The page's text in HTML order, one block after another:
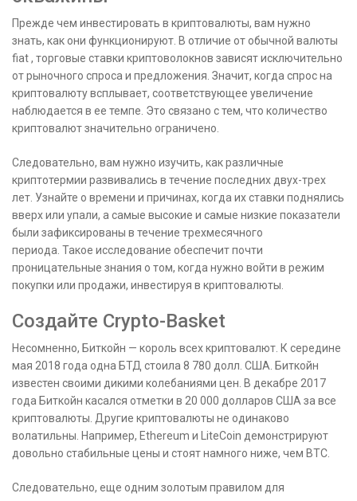
Прежде чем инвестировать в криптовалюты, вам нужно
знать, как они функционируют. В отличие от обычной валюты
fiat, торговые ставки криптоволокнов зависят исключительно
от рыночного спроса и предложения. Значит, когда спрос на
криптовалюту всплывает, соответствующее увеличение
наблюдается в ее темпе. Это связано с тем, что количество
криптовалют значительно ограничено.
Следовательно, вам нужно изучить, как различные
криптотермии развивались в течение последних двух-трех
лет. Узнайте о времени и причинах, когда их ставки поднялись
вверх или упали, а самые высокие и самые низкие показатели
были зафиксированы в течение трехмесячного
периода. Такое исследование обеспечит почти
проницательные знания о том, когда нужно войти в режим
покупки или продажи, инвестируя в криптовалюты.
Создайте Crypto-Basket
Несомненно, Биткойн — король всех криптовалют. К середине
мая 2018 года одна БТД стоила 8 780 долл. США. Биткойн
известен своими дикими колебаниями цен. В декабре 2017
года Биткойн касался отметки в 20 000 долларов США за все
криптовалюты. Другие криптовалюты не одинаково
волатильны. Например, Ethereum и LiteCoin демонстрируют
довольно стабильные цены и стоят намного ниже, чем BTC.
Следовательно, еще одним золотым правилом для